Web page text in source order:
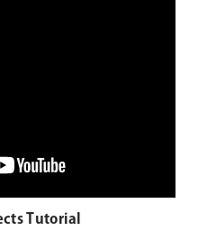
Tutorial